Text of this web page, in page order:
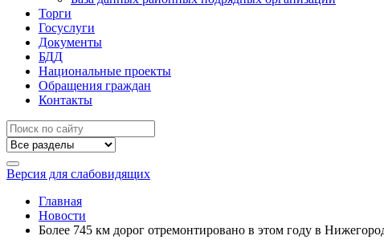
Торги
Госуслуги
Документы
БДД
Национальные проекты
Обращения граждан
Контакты
Версия для слабовидящих
Главная
Новости
Более 745 км дорог отремонтировано в этом году в